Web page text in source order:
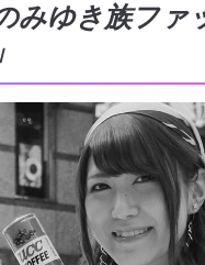
みゆき族ファ